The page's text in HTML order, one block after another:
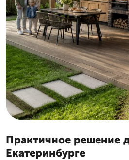
Практичное решение
Екатеринбурге